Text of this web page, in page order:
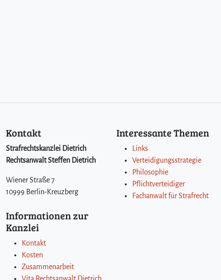
Kontakt
Strafrechtskanzlei Dietrich
Rechtsanwalt Steffen Dietrich
Wiener Straße 7
10999 Berlin-Kreuzberg
Interessante Themen
Links
Verteidigungsstrategie
Philosophie
Pflichtverteidiger
Fachanwalt für Strafrecht
Informationen zur
Kanzlei
Kontakt
Kosten
Zusammenarbeit